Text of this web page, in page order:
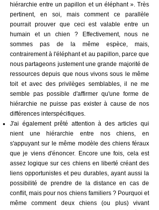
hiérarchie entre un papillon et un éléphant ». Très
pertinent, en soi, mais comment ce parallèle
pourrait prouver que ceci est valable entre un
humain et un chien ? Effectivement, nous ne
sommes pas de la même espèce, mais,
contrairement à l'éléphant et au papillon, parce que
nous partageons justement une grande majorité de
ressources depuis que nous vivons sous le même
toit et avec des privilèges semblables, il ne me
semble pas possible d'affirmer qu'une forme de
hiérarchie ne puisse pas exister à cause de nos
différences interspécifiques.
J'ai également prêté attention à des articles qui
nient une hiérarchie entre nos chiens, en
s'appuyant sur le même modèle des chiens féraux
que je viens d'énoncer. Encore une fois, cela est
assez logique sur ces chiens en liberté créant des
liens opportunistes et peu durables, ayant aussi la
possibilité de prendre de la distance en cas de
conflit, mais pour nos chiens familiers ? Pourquoi et
même comment deux chiens (ou plus) vivant